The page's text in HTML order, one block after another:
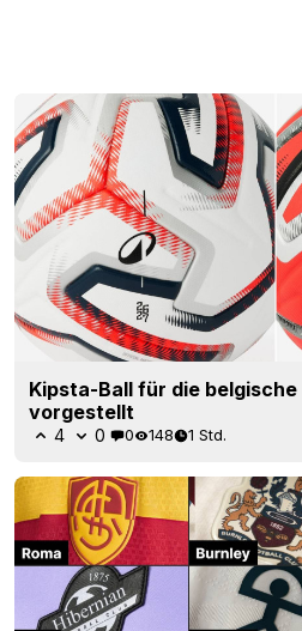
Kipsta-Ball für die belgische
vorgestellt
4 0 0 148 1 Std.